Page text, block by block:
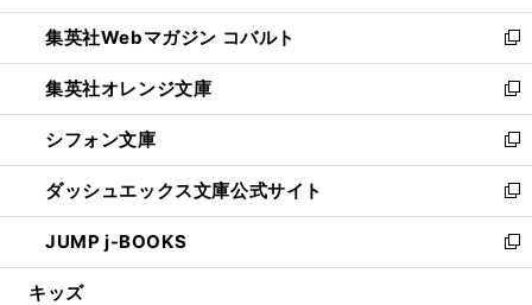
開
く
ウ
で
開
く
ン
ド
ウ
で
開
く
ウ
ィ
ン
ド
ウ
で
開
く
集英社Webマガジン コバルト
新
し
い
ウ
ィ
ン
ド
ウ
で
開
集英社オレンジ文庫
新
し
い
ウ
ィ
ン
ド
ウ
シフォン文庫
新
し
い
ウ
ィ
ン
ダッシュエックス文庫公式サイト
新
し
い
ウ
JUMP j-BOOKS
新
し
キッズ